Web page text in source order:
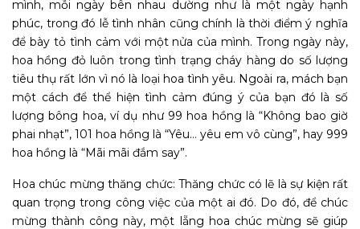
mình, mỗi ngày bên nhau dường như là một ngày hạnh
phúc, trong đó lễ tình nhân cũng chính là thời điểm ý nghĩa
để bày tỏ tình cảm với một nửa của mình. Trong ngày này,
hoa hồng đỏ luôn trong tình trạng cháy hàng do số lượng
tiêu thụ rất lớn vì nó là loại hoa tình yêu. Ngoài ra, mách bạn
một cách để thể hiện tình cảm đúng ý của bạn đó là số
lượng bông hoa, ví dụ như 99 hoa hồng là “Không bao giờ
phai nhạt”, 101 hoa hồng là “Yêu… yêu em vô cùng”, hay 999
hoa hồng là “Mãi mãi đắm say”.
Hoa chúc mừng thăng chức: Thăng chức có lẽ là sự kiện rất
quan trọng trong công việc của một ai đó. Do đó, để chúc
mừng thành công này, một lẵng hoa chúc mừng sẽ giúp